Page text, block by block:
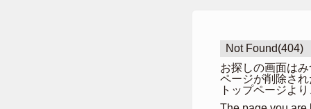
Not Found(404)
お探しの画面は
ページが削除さ
トップページよ